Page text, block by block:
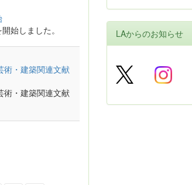
始しました。
術・建築関連文献
術・建築関連文献
LAからのお知らせ